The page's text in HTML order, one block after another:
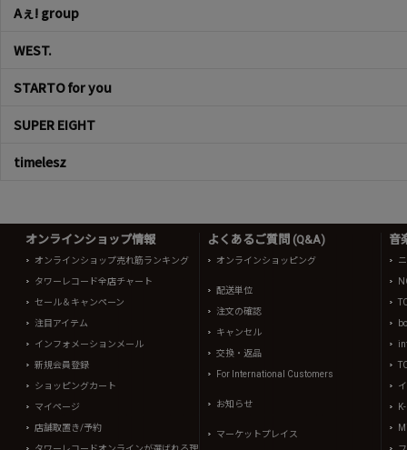
Aぇ! group
WEST.
STARTO for you
SUPER EIGHT
timelesz
オンラインショップ情報
オンラインショップ売れ筋ランキング
タワーレコード全店チャート
セール＆キャンペーン
注目アイテム
インフォメーションメール
新規会員登録
ショッピングカート
マイページ
店舗取置き/予約
よくあるご質問 (Q&A)
オンラインショッピング
配送単位
注文の確認
キャンセル
交換・返品
For International Customers
お知らせ
マーケットプレイス
音